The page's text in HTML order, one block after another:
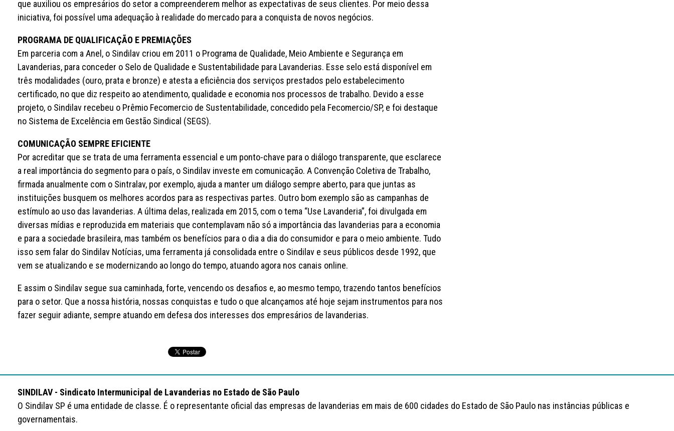
que auxiliou os empresários do setor a compreenderem melhor as expectativas de seus clientes. Por meio dessa
iniciativa, foi possível uma adequação à realidade do mercado para a conquista de novos negócios.
PROGRAMA DE QUALIFICAÇÃO E PREMIAÇÕES
Em parceria com a Anel, o Sindilav criou em 2011 o Programa de Qualidade, Meio Ambiente e Segurança em
Lavanderias, para conceder o Selo de Qualidade e Sustentabilidade para Lavanderias. Esse selo está disponível em
três modalidades (ouro, prata e bronze) e atesta a eficiência dos serviços prestados pelo estabelecimento
certificado, no que diz respeito ao atendimento, qualidade e economia nos processos de trabalho. Devido a esse
projeto, o Sindilav recebeu o Prêmio Fecomercio de Sustentabilidade, concedido pela Fecomercio/SP, e foi destaque
no Sistema de Excelência em Gestão Sindical (SEGS).
COMUNICAÇÃO SEMPRE EFICIENTE
Por acreditar que se trata de uma ferramenta essencial e um ponto-chave para o diálogo transparente, que esclarece
a real importância do segmento para o país, o Sindilav investe em comunicação. A Convenção Coletiva de Trabalho,
firmada anualmente com o Sintralav, por exemplo, ajuda a manter um diálogo sempre aberto, para que juntas as
instituições busquem os melhores acordos para as respectivas partes. Outro bom exemplo são as campanhas de
estímulo ao uso das lavanderias. A última delas, realizada em 2015, com o tema “Use Lavanderia”, foi divulgada em
diversas mídias e reproduzida em materiais que contemplavam não só a importância das lavanderias para a economia
e para a sociedade brasileira, mas também os benefícios para o dia a dia do consumidor e para o meio ambiente. Tudo
isso sem falar do Sindilav Notícias, uma ferramenta já consolidada entre o Sindilav e seus públicos desde 1992, que
vem se atualizando e se modernizando ao longo do tempo, atuando agora nos canais online.
E assim o Sindilav segue sua caminhada, forte, vencendo os desafios e, ao mesmo tempo, trazendo tantos benefícios
para o setor. Que a nossa história, nossas conquistas e tudo o que alcançamos até hoje sejam instrumentos para nos
fazer seguir adiante, sempre atuando em defesa dos interesses dos empresários de lavanderias.
SINDILAV - Sindicato Intermunicipal de Lavanderias no Estado de São Paulo
O Sindilav SP é uma entidade de classe. É o representante oficial das empresas de lavanderias em mais de 600 cidades do Estado de São Paulo nas instâncias públicas e
governamentais.